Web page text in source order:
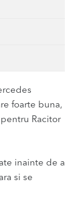
foarte buna,
Racitor
inainte de a
si se